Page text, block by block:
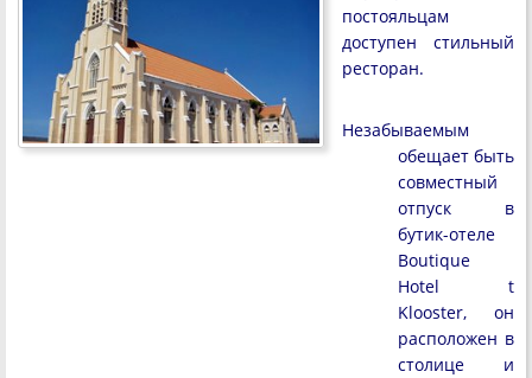
постояльцам
доступен стильный
ресторан.
Незабываемым
обещает быть
совместный
отпуск в
бутик-отеле
Boutique
Hotel t
Klooster, он
расположен в
столице и